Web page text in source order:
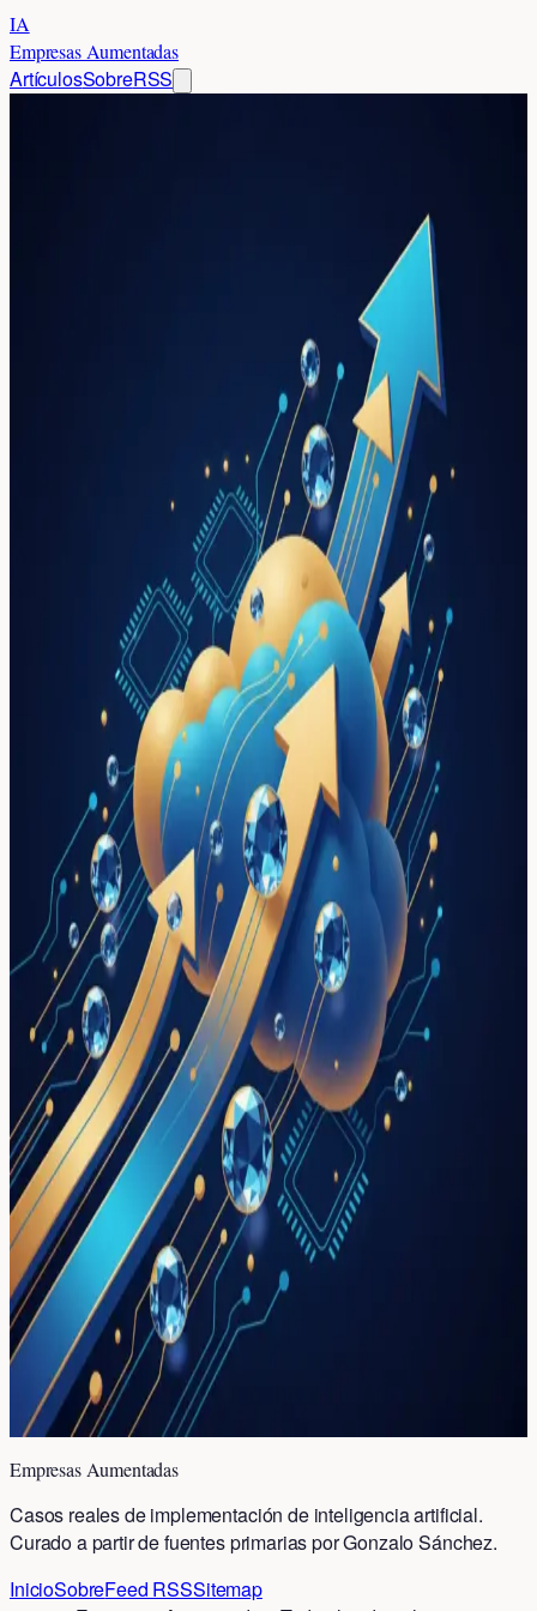
IA
Empresas Aumentadas
ArtículosSobreRSS
inversion-ia-empresarial
inversion-ia-empresarial
casosde implementación de IA relacionados con
ia-empresarial
Microsoft defiende su inversión de
riesgo de 13.000 millones en OpenAI:
'Nadie más estaba dispuesto'
Satya Nadella revela por primera vez los detalles de la
inversión de riesgo en IA empresarial que prometía
92.000 millones de retorno o pérdida total
Amazon dispara beneficios 77% con
inversión de $200.000 millones en IA
empresarial: la estrategia que están
copiando los líderes tech
Amazon multiplica beneficios por 1.77x invirtiendo
$200B en infraestructura de IA. AWS crece 28% y revela
la fórmula que están copiando los CTOs globales.
Empresas Aumentadas
Casos reales de implementación de inteligencia artificial.
Curado a partir de fuentes primarias por Gonzalo Sánchez.
InicioSobreFeed RSSSitemap